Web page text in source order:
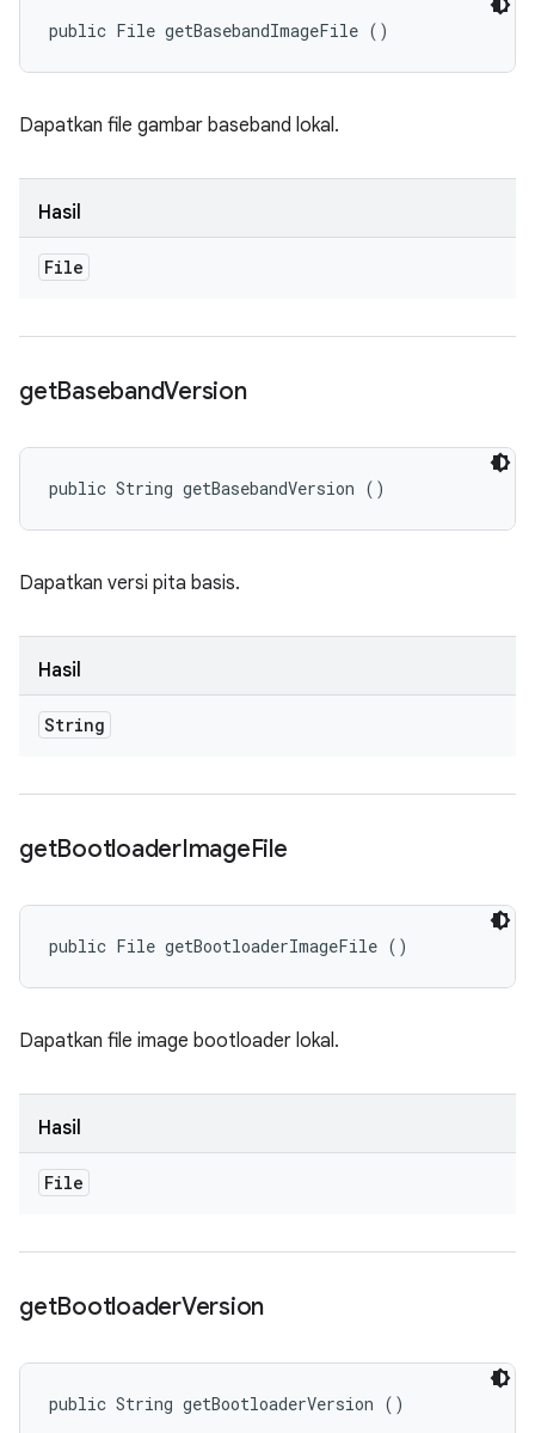
public File getBasebandImageFile ()
Dapatkan file gambar baseband lokal.
Hasil
File
getBasebandVersion
public String getBasebandVersion ()
Dapatkan versi pita basis.
Hasil
String
getBootloaderImageFile
public File getBootloaderImageFile ()
Dapatkan file image bootloader lokal.
Hasil
File
getBootloaderVersion
public String getBootloaderVersion ()